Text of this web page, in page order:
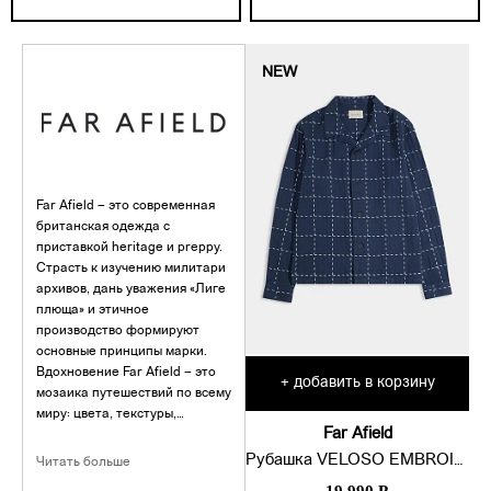
Far Afield – это современная
британская одежда с
приставкой heritage и preppy.
Страсть к изучению милитари
архивов, дань уважения «Лиге
плюща» и этичное
производство формируют
основные принципы марки.
Вдохновение Far Afield – это
мозаика путешествий по всему
миру: цвета, текстуры,
приключения.
Читать больше
NEW
+ добавить в корзину
Far Afield
Рубашка VELOSO EMBROIDERY CHECK